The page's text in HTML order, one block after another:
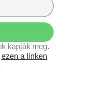
kapják meg.
ezen a linken